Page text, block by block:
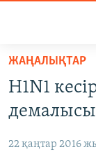
Skip
main
content
to
ҚАҢТАР
ЖАҢАЛЫҚТАР
H1N1
22 қаңтар 2016